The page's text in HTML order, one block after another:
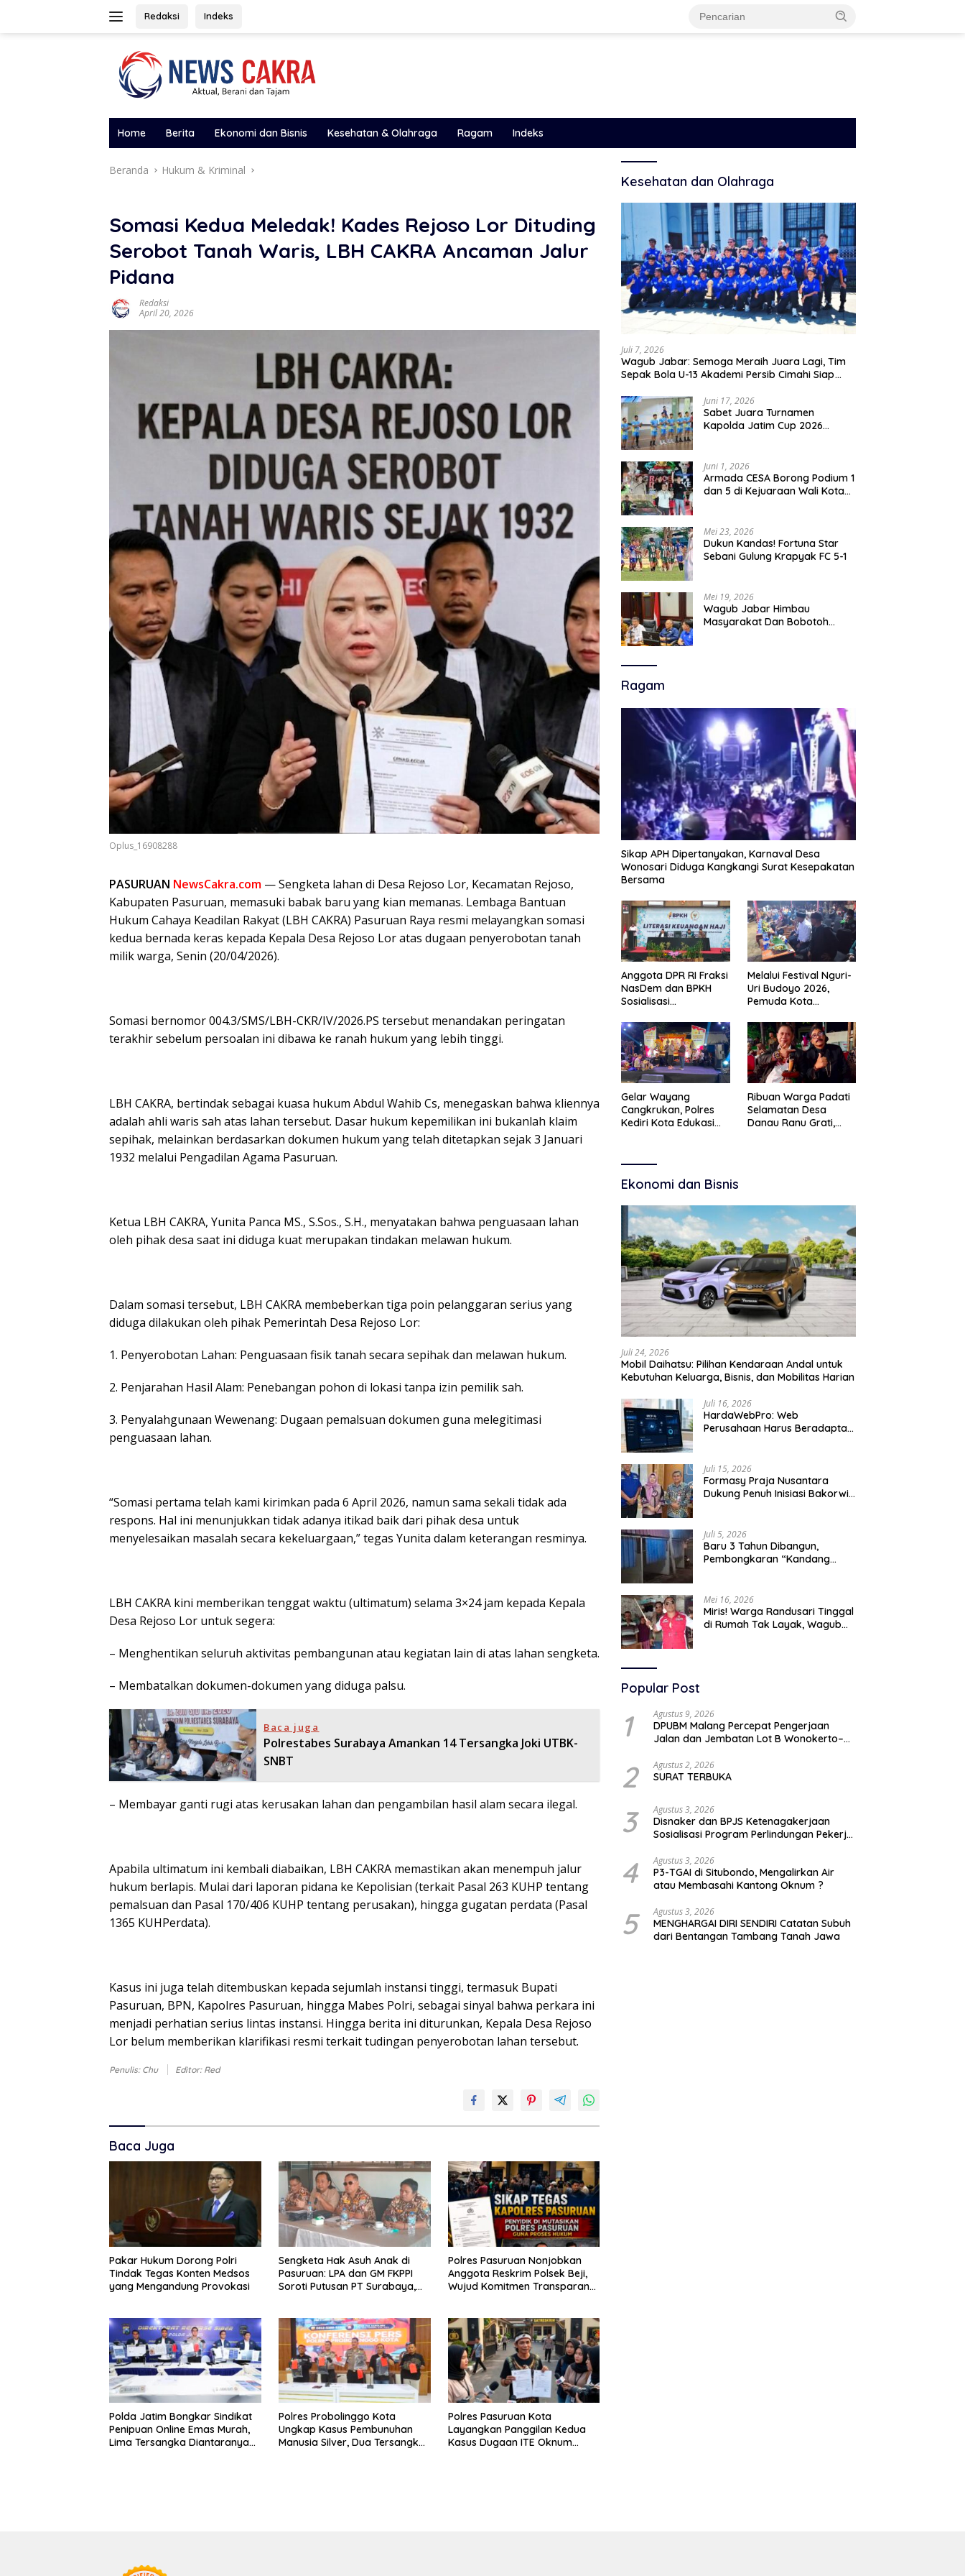
Redaksi Indeks
Home Berita Ekonomi dan Bisnis Kesehatan & Olahraga Ragam Indeks
Beranda Hukum & Kriminal
Somasi Kedua Meledak! Kades Rejoso Lor Dituding
Serobot Tanah Waris, LBH CAKRA Ancaman Jalur
Pidana
Redaksi
April 20, 2026
Oplus_16908288
PASURUAN NewsCakra.com — Sengketa lahan di Desa Rejoso Lor, Kecamatan Rejoso,
Kabupaten Pasuruan, memasuki babak baru yang kian memanas. Lembaga Bantuan
Hukum Cahaya Keadilan Rakyat (LBH CAKRA) Pasuruan Raya resmi melayangkan somasi
kedua bernada keras kepada Kepala Desa Rejoso Lor atas dugaan penyerobotan tanah
milik warga, Senin (20/04/2026).
Somasi bernomor 004.3/SMS/LBH-CKR/IV/2026.PS tersebut menandakan peringatan
terakhir sebelum persoalan ini dibawa ke ranah hukum yang lebih tinggi.
LBH CAKRA, bertindak sebagai kuasa hukum Abdul Wahib Cs, menegaskan bahwa kliennya
adalah ahli waris sah atas lahan tersebut. Dasar hukum kepemilikan ini bukanlah klaim
sepihak, melainkan berdasarkan dokumen hukum yang telah ditetapkan sejak 3 Januari
1932 melalui Pengadilan Agama Pasuruan.
Ketua LBH CAKRA, Yunita Panca MS., S.Sos., S.H., menyatakan bahwa penguasaan lahan
oleh pihak desa saat ini diduga kuat merupakan tindakan melawan hukum.
Dalam somasi tersebut, LBH CAKRA membeberkan tiga poin pelanggaran serius yang
diduga dilakukan oleh pihak Pemerintah Desa Rejoso Lor:
1. Penyerobotan Lahan: Penguasaan fisik tanah secara sepihak dan melawan hukum.
2. Penjarahan Hasil Alam: Penebangan pohon di lokasi tanpa izin pemilik sah.
3. Penyalahgunaan Wewenang: Dugaan pemalsuan dokumen guna melegitimasi
penguasaan lahan.
“Somasi pertama telah kami kirimkan pada 6 April 2026, namun sama sekali tidak ada
respons. Hal ini menunjukkan tidak adanya itikad baik dari pihak desa untuk
menyelesaikan masalah secara kekeluargaan,” tegas Yunita dalam keterangan resminya.
LBH CAKRA kini memberikan tenggat waktu (ultimatum) selama 3×24 jam kepada Kepala
Desa Rejoso Lor untuk segera:
– Menghentikan seluruh aktivitas pembangunan atau kegiatan lain di atas lahan sengketa.
– Membatalkan dokumen-dokumen yang diduga palsu.
Baca juga
Polrestabes Surabaya Amankan 14 Tersangka Joki UTBK-
SNBT
– Membayar ganti rugi atas kerusakan lahan dan pengambilan hasil alam secara ilegal.
Apabila ultimatum ini kembali diabaikan, LBH CAKRA memastikan akan menempuh jalur
hukum berlapis. Mulai dari laporan pidana ke Kepolisian (terkait Pasal 263 KUHP tentang
pemalsuan dan Pasal 170/406 KUHP tentang perusakan), hingga gugatan perdata (Pasal
1365 KUHPerdata).
Kasus ini juga telah ditembuskan kepada sejumlah instansi tinggi, termasuk Bupati
Pasuruan, BPN, Kapolres Pasuruan, hingga Mabes Polri, sebagai sinyal bahwa perkara ini
menjadi perhatian serius lintas instansi. Hingga berita ini diturunkan, Kepala Desa Rejoso
Lor belum memberikan klarifikasi resmi terkait tudingan penyerobotan lahan tersebut.
Penulis: Chu Editor: Red
Baca Juga
Pakar Hukum Dorong Polri
Tindak Tegas Konten Medsos
yang Mengandung Provokasi
Sengketa Hak Asuh Anak di
Pasuruan: LPA dan GM FKPPI
Soroti Putusan PT Surabaya,
Polres Pasuruan Nonjobkan
Anggota Reskrim Polsek Beji,
Wujud Komitmen Transparansi
Polda Jatim Bongkar Sindikat
Penipuan Online Emas Murah,
Lima Tersangka Diantaranya
Polres Probolinggo Kota
Ungkap Kasus Pembunuhan
Manusia Silver, Dua Tersangka
Polres Pasuruan Kota
Layangkan Panggilan Kedua
Kasus Dugaan ITE Oknum
Kesehatan dan Olahraga
Juli 7, 2026
Wagub Jabar: Semoga Meraih Juara Lagi, Tim
Sepak Bola U-13 Akademi Persib Cimahi Siap
Juni 17, 2026
Sabet Juara Turnamen
Kapolda Jatim Cup 2026
Membanggakan
Juni 1, 2026
Armada CESA Borong Podium 1
dan 5 di Kejuaraan Wali Kota
Mei 23, 2026
Dukun Kandas! Fortuna Star
Sebani Gulung Krapyak FC 5-1
Mei 19, 2026
Wagub Jabar Himbau
Masyarakat Dan Bobotoh
Ragam
Sikap APH Dipertanyakan, Karnaval Desa
Wonosari Diduga Kangkangi Surat Kesepakatan
Bersama
Anggota DPR RI Fraksi
NasDem dan BPKH
Sosialisasi
Transparan
Melalui Festival Nguri-
Uri Budoyo 2026,
Pemuda Kota
Karakter Kebudayaan
dan Bebas Narkoba
Gelar Wayang
Cangkrukan, Polres
Kediri Kota Edukasi
Ribuan Warga Padati
Selamatan Desa
Danau Ranu Grati,
Ekonomi dan Bisnis
Juli 24, 2026
Mobil Daihatsu: Pilihan Kendaraan Andal untuk
Kebutuhan Keluarga, Bisnis, dan Mobilitas Harian
Juli 16, 2026
HardaWebPro: Web
Perusahaan Harus Beradaptasi
Operasional
Juli 15, 2026
Formasy Praja Nusantara
Dukung Penuh Inisiasi Bakorwil
Juli 5, 2026
Baru 3 Tahun Dibangun,
Pembongkaran “Kandang
Mei 16, 2026
Miris! Warga Randusari Tinggal
di Rumah Tak Layak, Wagub
Popular Post
1 Agustus 9, 2026
DPUBM Malang Percepat Pengerjaan
Jalan dan Jembatan Lot B Wonokerto–
2 Agustus 2, 2026
SURAT TERBUKA
3 Agustus 3, 2026
Disnaker dan BPJS Ketenagakerjaan
Sosialisasi Program Perlindungan Pekerja
4 Agustus 3, 2026
P3-TGAI di Situbondo, Mengalirkan Air
atau Membasahi Kantong Oknum ?
5 Agustus 3, 2026
MENGHARGAI DIRI SENDIRI Catatan Subuh
dari Bentangan Tambang Tanah Jawa